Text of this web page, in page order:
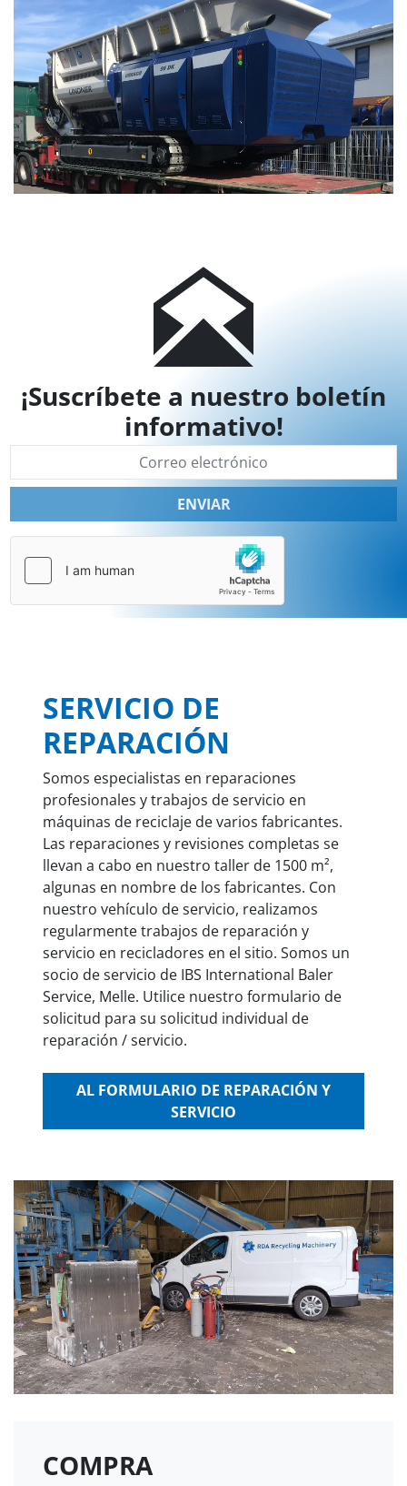
¡Suscríbete a nuestro boletín
informativo!
ENVIAR
SERVICIO DE
REPARACIÓN
Somos especialistas en reparaciones
profesionales y trabajos de servicio en
máquinas de reciclaje de varios fabricantes.
Las reparaciones y revisiones completas se
llevan a cabo en nuestro taller de 1500 m²,
algunas en nombre de los fabricantes. Con
nuestro vehículo de servicio, realizamos
regularmente trabajos de reparación y
servicio en recicladores en el sitio. Somos un
socio de servicio de IBS International Baler
Service, Melle. Utilice nuestro formulario de
solicitud para su solicitud individual de
reparación / servicio.
AL FORMULARIO DE REPARACIÓN Y
SERVICIO
COMPRA